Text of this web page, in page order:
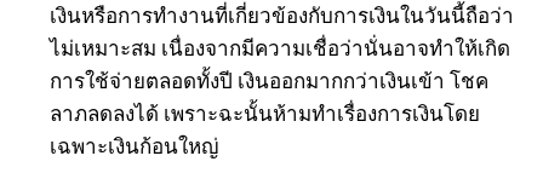
เงินหรือการทำงานที่เกี่ยวข้องกับการเงินในวันนี้ถือว่า
ไม่เหมาะสม เนื่องจากมีความเชื่อว่านั่นอาจทำให้เกิด
การใช้จ่ายตลอดทั้งปี เงินออกมากกว่าเงินเข้า โชค
ลาภลดลงได้ เพราะฉะนั้นห้ามทำเรื่องการเงินโดย
เฉพาะเงินก้อนใหญ่